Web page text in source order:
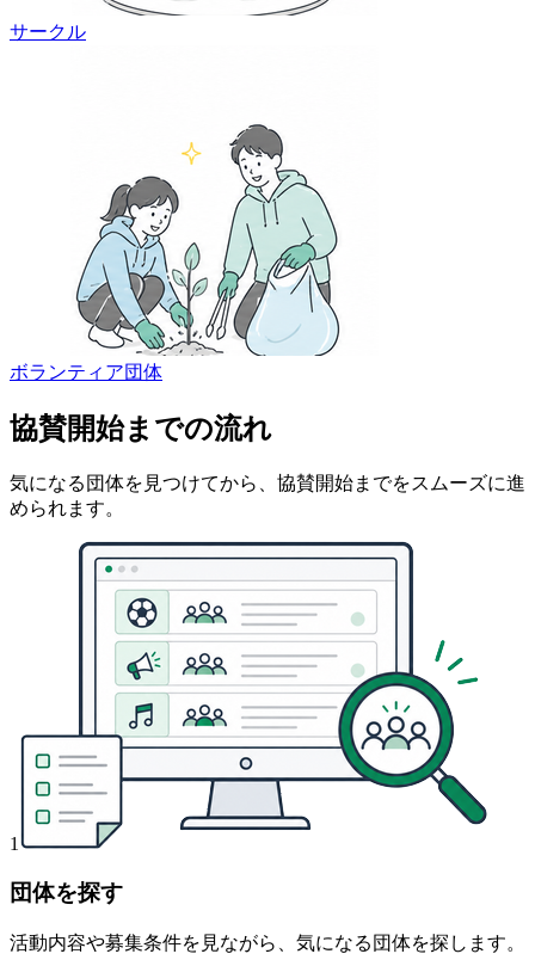
サークル
ボランティア団体
協賛開始までの流れ
気になる団体を見つけてから、協賛開始までをスムーズに進
められます。
1
団体を探す
活動内容や募集条件を見ながら、気になる団体を探します。